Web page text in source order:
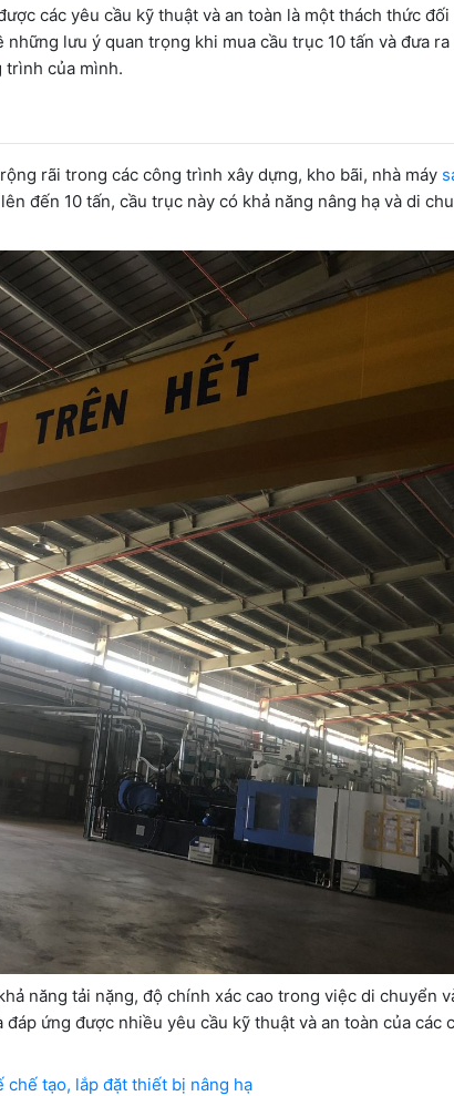
các yêu cầu kỹ thuật và an toàn là một thách thức
lưu ý quan trọng khi mua cầu trục 10 tấn và đưa
trình của mình.
rãi trong các công trình xây dựng, kho bãi, nhà máy
đến 10 tấn, cầu trục này có khả năng nâng hạ và di
năng tải nặng, độ chính xác cao trong việc di chuyển
ứng được nhiều yêu cầu kỹ thuật và an toàn của các
tạo, lắp đặt thiết bị nâng hạ